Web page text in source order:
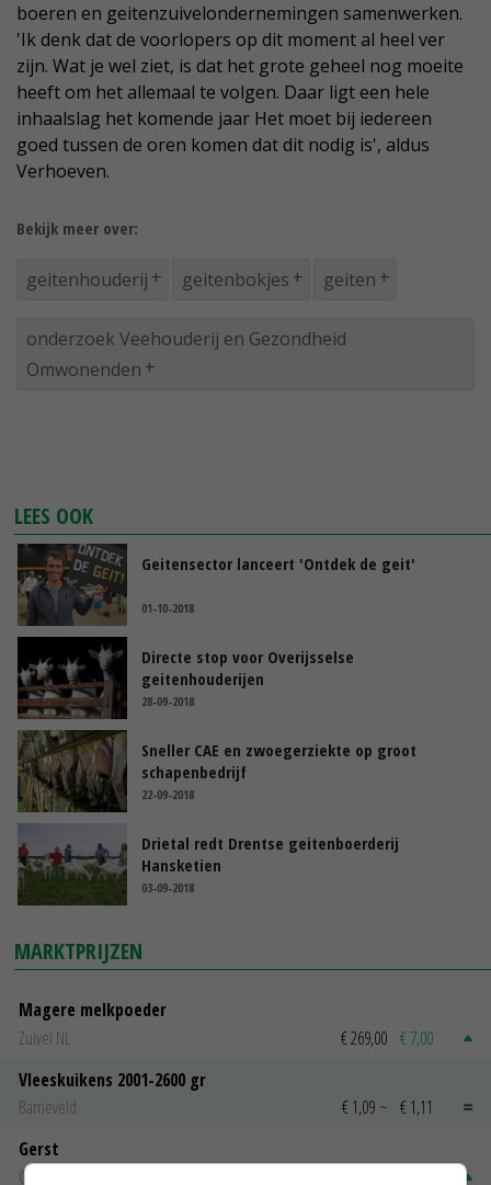
boeren en geitenzuivelondernemingen samenwerken.
'Ik denk dat de voorlopers op dit moment al heel ver
zijn. Wat je wel ziet, is dat het grote geheel nog moeite
heeft om het allemaal te volgen. Daar ligt een hele
inhaalslag het komende jaar Het moet bij iedereen
goed tussen de oren komen dat dit nodig is', aldus
Verhoeven.
Bekijk meer over:
geitenhouderij geitenbokjes geiten
onderzoek Veehouderij en Gezondheid
Omwonenden
LEES OOK
Geitensector lanceert 'Ontdek de geit'
01-10-2018
Directe stop voor Overijsselse
geitenhouderijen
28-09-2018
Sneller CAE en zwoegerziekte op groot
schapenbedrijf
22-09-2018
Drietal redt Drentse geitenboerderij
Hansketien
03-09-2018
MARKTPRIJZEN
Magere melkpoeder
Zuivel NL
€ 269,00 € 7,00
Vleeskuikens 2001-2600 gr
Barneveld
€ 1,09 ~ € 1,11
Gerst
Groningen